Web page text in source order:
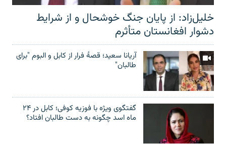
خلیل‌زاد: از پایان جنگ خوشحال و از شرایط
دشوار افغانستان متأثرم
آریانا سعید؛ قصۀ فرار از کابل و البوم "برای
طالبان"
گفتگوی ویژه با فوزیه کوفی؛ کابل در ۲۴
ماه اسد چگونه به دست طالبان افتاد؟